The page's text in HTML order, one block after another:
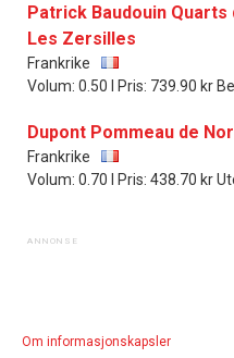
Patrick Baudouin Quarts
Les Zersilles
Frankrike
Volum: 0.50 l Pris: 739.90 kr
Dupont Pommeau de
Frankrike
Volum: 0.70 l Pris: 438.70 kr
Om informasjonskapsler